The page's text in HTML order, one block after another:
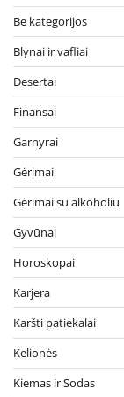
Be kategorijos
Blynai ir vafliai
Desertai
Finansai
Garnyrai
Gėrimai
Gėrimai su alkoholiu
Gyvūnai
Horoskopai
Karjera
Karšti patiekalai
Kelionės
Kiemas ir Sodas